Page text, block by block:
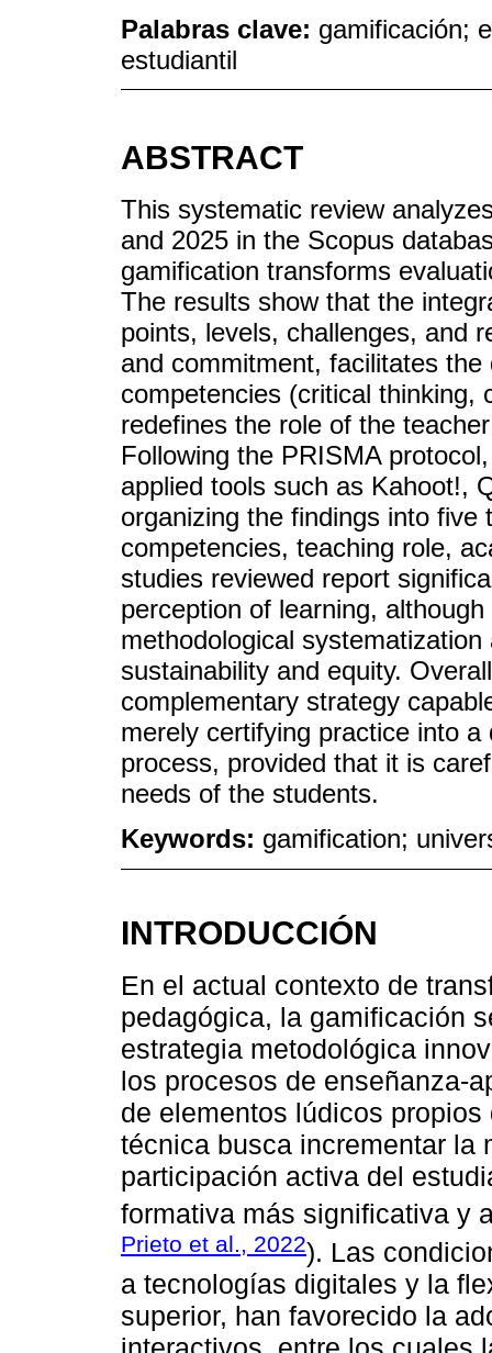
Palabras clave: gamificación;
estudiantil
ABSTRACT
This systematic review
and 2025 in the Scopus
gamification transforms
The results show that the
points, levels, challenges, and
and commitment, facilitates
competencies (critical thinking,
redefines the role of the
Following the PRISMA
applied tools such as Kahoot!,
organizing the findings into
competencies, teaching role,
studies reviewed report
perception of learning,
methodological
sustainability and equity.
complementary strategy
merely certifying practice into
process, provided that it is
needs of the students.
Keywords: gamification;
INTRODUCCIÓN
En el actual contexto de
pedagógica, la gamificación
estrategia metodológica
los procesos de enseñanza-
de elementos lúdicos
técnica busca incrementar la
participación activa del
formativa más significativa y
Prieto et al., 2022). Las
a tecnologías digitales y la
superior, han favorecido la